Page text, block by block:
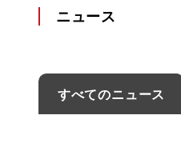
ニュース
すべてのニュース
ミーティングサポート